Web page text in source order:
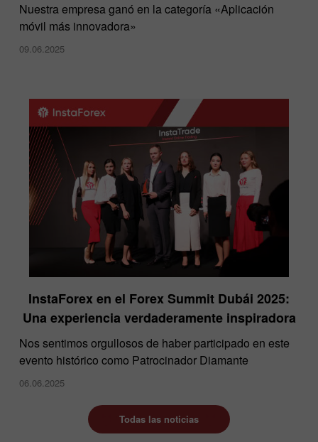
Nuestra empresa ganó en la categoría «Aplicación
móvil más innovadora»
09.06.2025
InstaForex en el Forex Summit Dubái 2025:
Una experiencia verdaderamente inspiradora
Nos sentimos orgullosos de haber participado en este
evento histórico como Patrocinador Diamante
06.06.2025
Todas las noticias